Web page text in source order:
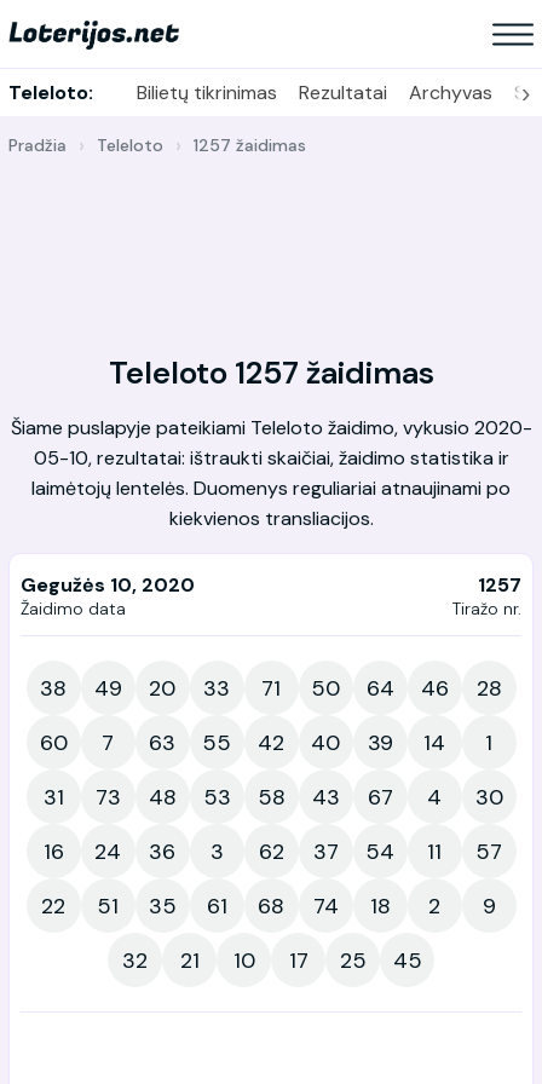
Teleloto: Bilietų tikrinimas Rezultatai Archyvas ›
Pradžia Teleloto 1257 žaidimas
Teleloto 1257 žaidimas
Šiame puslapyje pateikiami Teleloto žaidimo, vykusio 2020-
05-10, rezultatai: ištraukti skaičiai, žaidimo statistika ir
laimėtojų lentelės. Duomenys reguliariai atnaujinami po
kiekvienos transliacijos.
Gegužės 10, 2020
Žaidimo data
1257
Tiražo nr.
38 49 20 33 71 50 64 46
28
60
7 63 55 42 40 39 14
1
31
73 48 53 58 43 67 4
30
16
24 36 3 62 37 54 11
57
22
51 35 61 68 74 18 2
9
32
21 10 17 25 45